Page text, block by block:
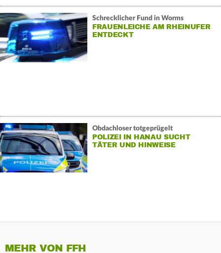
Schrecklicher Fund in Worms
FRAUENLEICHE AM RHEINUFER
ENTDECKT
Obdachloser totgeprügelt
POLIZEI IN HANAU SUCHT
TÄTER UND HINWEISE
MEHR VON FFH